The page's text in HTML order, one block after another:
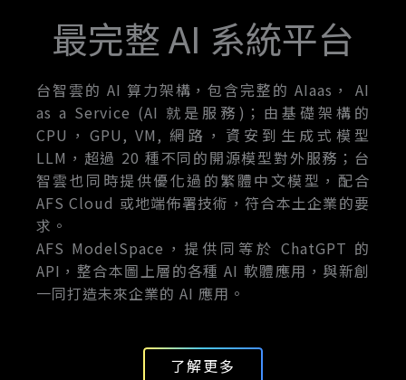
最完整 AI 系統平台
台智雲的 AI 算力架構，包含完整的 AIaas， AI
as a Service (AI 就是服務)；由基礎架構的
CPU，GPU, VM, 網路，資安到生成式模型
LLM，超過 20 種不同的開源模型對外服務；台
智雲也同時提供優化過的繁體中文模型，配合
AFS Cloud 或地端佈署技術，符合本土企業的要
求。
AFS ModelSpace，提供同等於 ChatGPT 的
API，整合本圖上層的各種 AI 軟體應用，與新創
一同打造未來企業的 AI 應用。
了解更多